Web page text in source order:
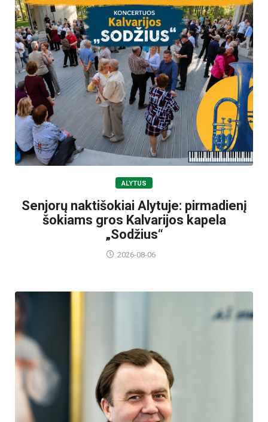
ALYTUS
Senjorų naktišokiai Alytuje: pirmadienį
šokiams gros Kalvarijos kapela
„Sodžius“
2026-08-06